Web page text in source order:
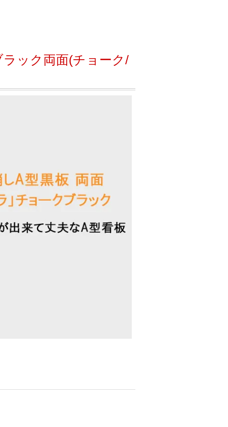
ック両面(チョーク/